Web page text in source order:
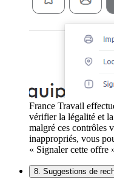
France Travail
vérifier la légalité et
malgré ces contrôles
inappropriés, vous
« Signaler cette offre
8. Suggestions de